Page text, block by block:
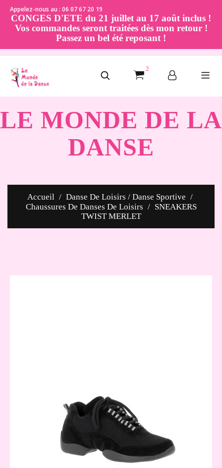
Appelez-nous au : 06 07 67 20 19
CONGES D'ETE du 21 juillet au 17 août inclus !
Vos commandes seront traitées dès mon retour !
Passez un bel été reposant !
2
LE MONDE DE LA
DANSE
Accueil
Danse De Loisirs / Danse Sportive
Chaussures De Danses De Loisirs
SNEAKERS
TWIST MERLET